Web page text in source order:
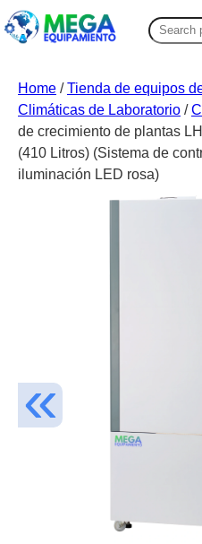
Search
for:
Home /Tienda de equipos
Climáticas de Laboratorio /
de crecimiento de plantas
(410 Litros) (Sistema de
iluminación LED rosa)